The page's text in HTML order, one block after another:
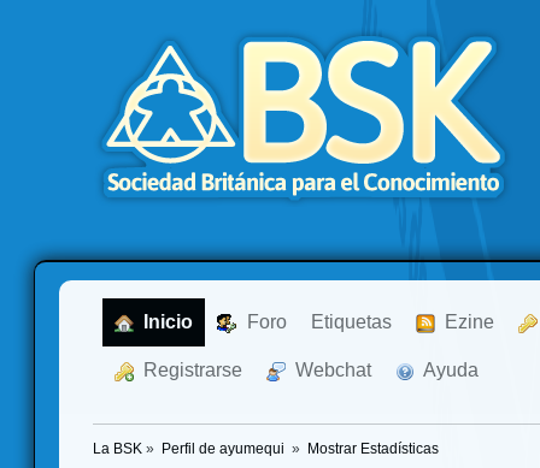
Inicio Foro Etiquetas Ezine
Registrarse Webchat Ayuda
La BSK » Perfil de ayumequi » Mostrar Estadísticas